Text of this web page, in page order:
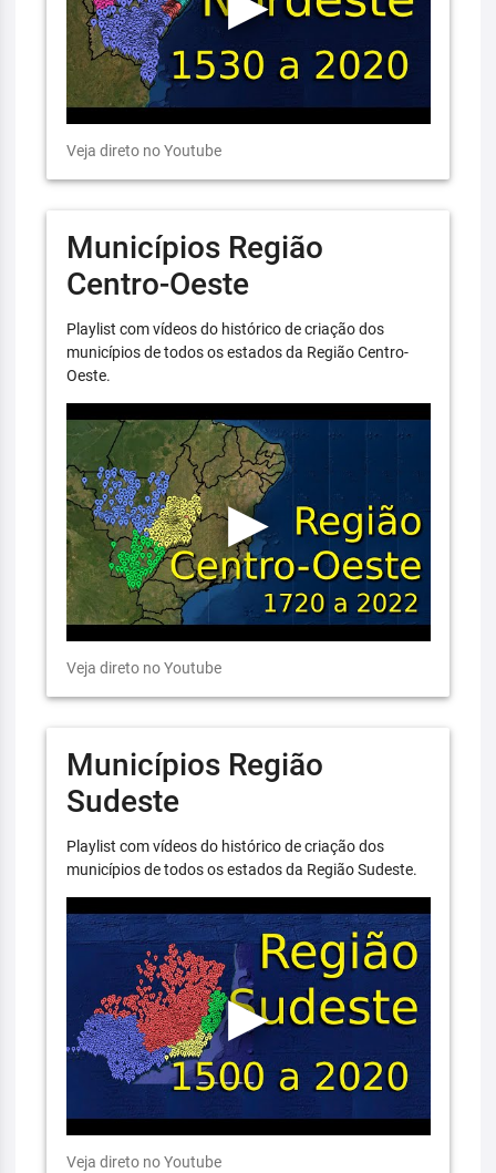
Veja direto no Youtube
Municípios Região
Centro-Oeste
Playlist com vídeos do histórico de criação dos
municípios de todos os estados da Região Centro-
Oeste.
Veja direto no Youtube
Municípios Região
Sudeste
Playlist com vídeos do histórico de criação dos
municípios de todos os estados da Região Sudeste.
Veja direto no Youtube